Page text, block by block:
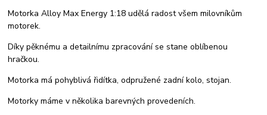
Motorka Alloy Max Energy 1:18 udělá radost všem milovníkům
motorek.
Díky pěknému a detailnímu zpracování se stane oblíbenou
hračkou.
Motorka má pohyblivá řidítka, odpružené zadní kolo, stojan.
Motorky máme v několika barevných provedeních.